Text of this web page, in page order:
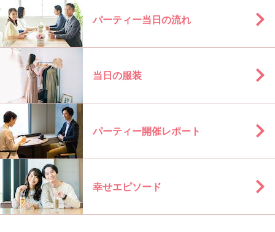
パーティー当日の流れ
当日の服装
パーティー開催レポート
幸せエピソード